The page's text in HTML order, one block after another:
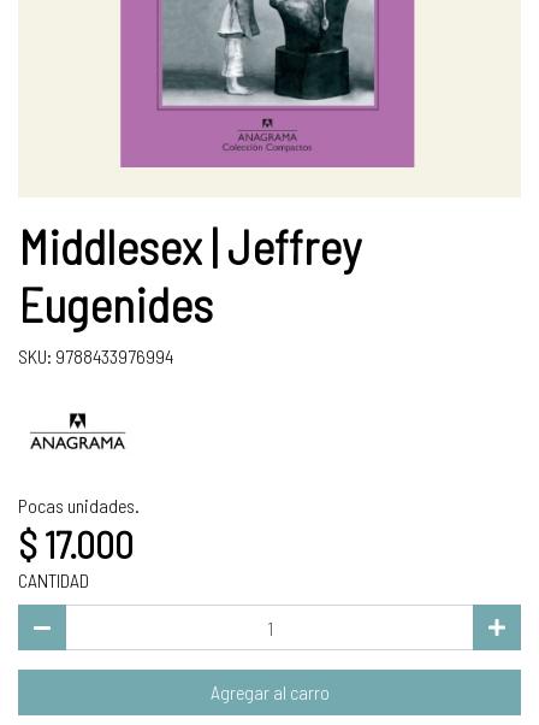
Middlesex | Jeffrey
Eugenides
SKU: 9788433976994
Pocas unidades.
$ 17.000
CANTIDAD
Agregar al carro